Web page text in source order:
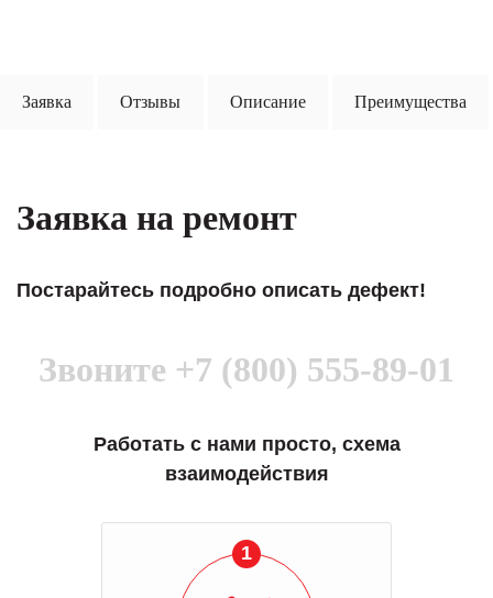
Заявка Отзывы Описание Преимущества
Заявка на ремонт
Постарайтесь подробно описать дефект!
Звоните +7 (800) 555-89-01
Работать с нами просто, схема
взаимодействия
1